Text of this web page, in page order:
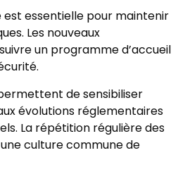
essentielle pour maintenir
Les nouveaux
un programme d’accueil
de sensibiliser
évolutions réglementaires
La répétition régulière des
culture commune de